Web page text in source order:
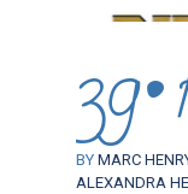
BY MARC
ALEXANDRA